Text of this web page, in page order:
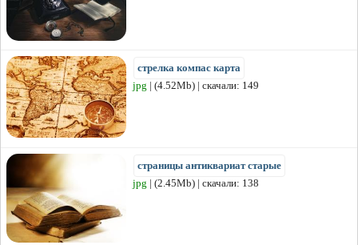
стрелка компас карта
jpg | (4.52Mb) | скачали: 149
страницы антиквариат старые
jpg | (2.45Mb) | скачали: 138